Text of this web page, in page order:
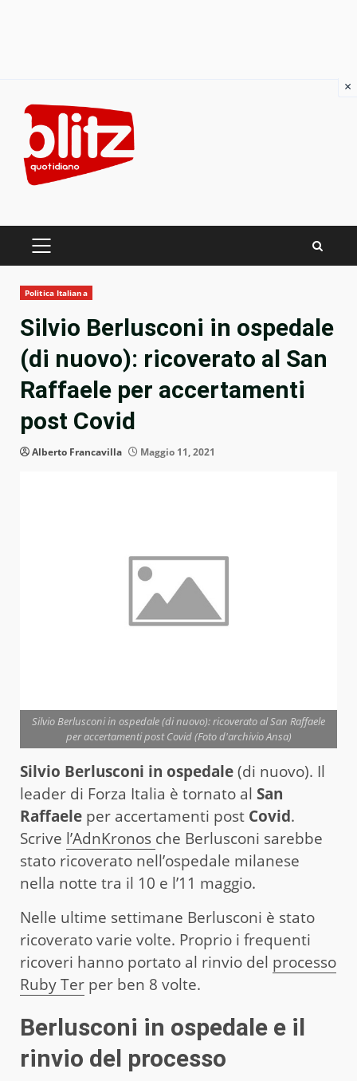
content
PRIMARY
Politica Italiana
Silvio Berlusconi in ospedale
(di nuovo): ricoverato al San
Raffaele per accertamenti
post Covid
Alberto Francavilla Maggio 11, 2021
Silvio Berlusconi in ospedale (di nuovo): ricoverato al San Raffaele
per accertamenti post Covid (Foto d'archivio Ansa)
Silvio Berlusconi in ospedale(di nuovo). Il
leader di Forza Italia è tornato al San
Raffaele per accertamenti post Covid.
Scrive l’AdnKronos che Berlusconi sarebbe
stato ricoverato nell’ospedale milanese
nella notte tra il 10 e l’11 maggio.
Nelle ultime settimane Berlusconi è stato
ricoverato varie volte. Proprio i frequenti
ricoveri hanno portato al rinvio del processo
Ruby Ter per ben 8 volte.
Berlusconi in ospedale e il
rinvio del processo
×